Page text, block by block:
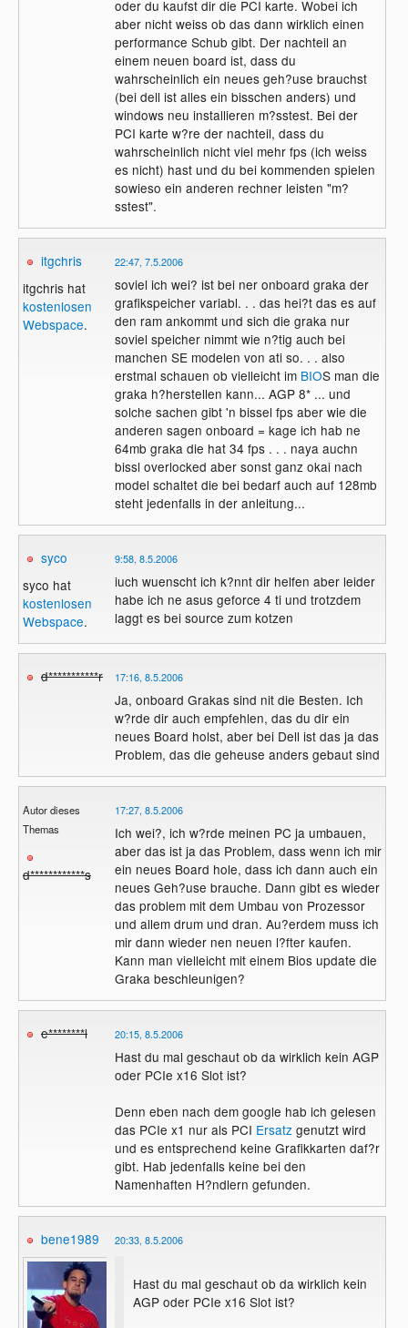
oder du kaufst dir die PCI karte. Wobei ich
aber nicht weiss ob das dann wirklich einen
performance Schub gibt. Der nachteil an
einem neuen board ist, dass du
wahrscheinlich ein neues geh?use brauchst
(bei dell ist alles ein bisschen anders) und
windows neu installieren m?sstest. Bei der
PCI karte w?re der nachteil, dass du
wahrscheinlich nicht viel mehr fps (ich weiss
es nicht) hast und du bei kommenden spielen
sowieso ein anderen rechner leisten "m?
sstest".
itgchris
itgchris hat
kostenlosen
Webspace.
22:47, 7.5.2006
soviel ich wei? ist bei ner onboard graka der
grafikspeicher variabl. . . das hei?t das es auf
den ram ankommt und sich die graka nur
soviel speicher nimmt wie n?tig auch bei
manchen SE modelen von ati so. . . also
erstmal schauen ob vielleicht im BIOS man die
graka h?herstellen kann... AGP 8* ... und
solche sachen gibt 'n bissel fps aber wie die
anderen sagen onboard = kage ich hab ne
64mb graka die hat 34 fps . . . naya auchn
bissl overlocked aber sonst ganz okai nach
model schaltet die bei bedarf auch auf 128mb
steht jedenfalls in der anleitung...
syco
syco hat
kostenlosen
Webspace.
9:58, 8.5.2006
iuch wuenscht ich k?nnt dir helfen aber leider
habe ich ne asus geforce 4 ti und trotzdem
laggt es bei source zum kotzen
d***********r 17:16, 8.5.2006
Ja, onboard Grakas sind nit die Besten. Ich
w?rde dir auch empfehlen, das du dir ein
neues Board holst, aber bei Dell ist das ja das
Problem, das die geheuse anders gebaut sind
Autor dieses
Themas
d************s
17:27, 8.5.2006
Ich wei?, ich w?rde meinen PC ja umbauen,
aber das ist ja das Problem, dass wenn ich mir
ein neues Board hole, dass ich dann auch ein
neues Geh?use brauche. Dann gibt es wieder
das problem mit dem Umbau von Prozessor
und allem drum und dran. Au?erdem muss ich
mir dann wieder nen neuen l?fter kaufen.
Kann man vielleicht mit einem Bios update die
Graka beschleunigen?
e********l 20:15, 8.5.2006
Hast du mal geschaut ob da wirklich kein AGP
oder PCIe x16 Slot ist?
Denn eben nach dem google hab ich gelesen
das PCIe x1 nur als PCI Ersatzgenutzt wird
und es entsprechend keine Grafikkarten daf?r
gibt. Hab jedenfalls keine bei den
Namenhaften H?ndlern gefunden.
bene1989 20:33, 8.5.2006
Hast du mal geschaut ob da wirklich kein
AGP oder PCIe x16 Slot ist?